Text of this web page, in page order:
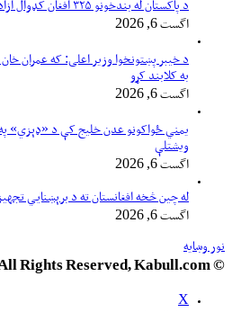
د پاکستان له بندخونو ۳۲۵ افغان کډوال ازاد او خپل هېواد ته راستانه شوي
اگست 6, 2026
به کلابند کړو
اگست 6, 2026
یمني ځواکونو عدن خلیج کې د «ډېزي»
ویشتلې
اگست 6, 2026
له چین څخه افغانستان ته د برېښنايي
اگست 6, 2026
نور وښایه
© Copyright 2026, All Rights Reserved, Kabull.com
X